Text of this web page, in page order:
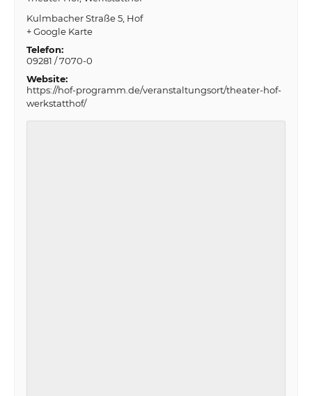
Kulmbacher Straße 5 Hof
+ Google Karte
Telefon:
09281 / 7070-0
Website:
https://hof-programm.de/veranstaltungsort/theater-hof-
werkstatthof/